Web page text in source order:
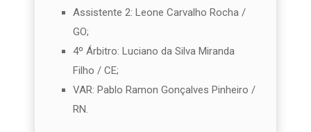
Assistente 2: Leone Carvalho Rocha /
GO;
4º Árbitro: Luciano da Silva Miranda
Filho / CE;
VAR: Pablo Ramon Gonçalves Pinheiro /
RN.